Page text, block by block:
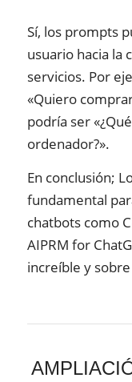
Sí, los prompts
usuario hacia la
servicios. Por
«Quiero
podría ser
ordenador?».
En conclusión;
fundamental
chatbots como
AIPRM for
increíble y